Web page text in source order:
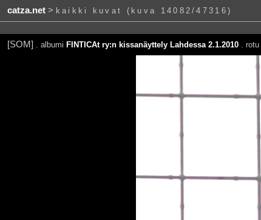
catza.net> kaikki kuvat (kuva 14082/47316)
[SOM]
. albumi FINTICAt ry:n kissanäyttely Lahdessa 2.1.2010. rotu